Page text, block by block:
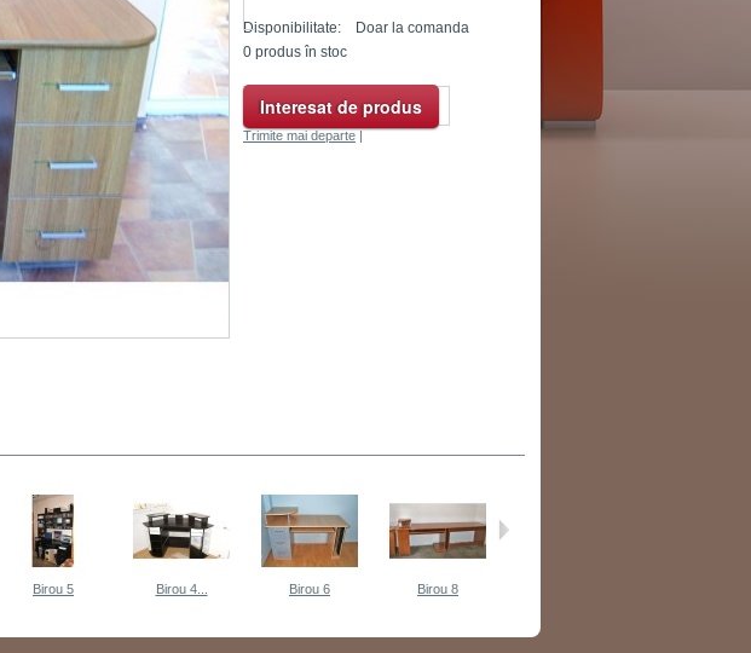
Disponibilitate:
Doar la comanda
0 produs în stoc
Interesat de produs
Trimite mai departe |
Birou 5 Birou 4... Birou 6 Birou 8